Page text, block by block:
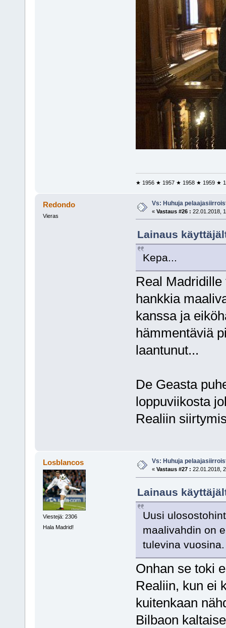
★ 1956 ★ 1957 ★ 1958 ★ 1959 ★
Redondo
Vieras
Vs: Huhuja
« Vastaus #26 : 22.01.2018,
Lainaus
Kepa...
Real
hankkia
kanssa ja
hämmentäviä
laantunut...
De Geasta
loppuviikosta
Realiin
Losblancos
Viestejä: 2306
Hala Madrid!
Vs: Huhuja
« Vastaus #27 : 22.01.2018,
Lainaus
Uusi
maalivahdin on
tulevina vuosina.
Onhan se toki
Realiin, kun ei
kuitenkaan
Bilbaon